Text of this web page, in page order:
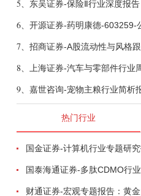
5、
6、
7、
8、
9、 嘉世咨询-宠物主粮行业简析
热门行业
国金证券-计算机行业专题研